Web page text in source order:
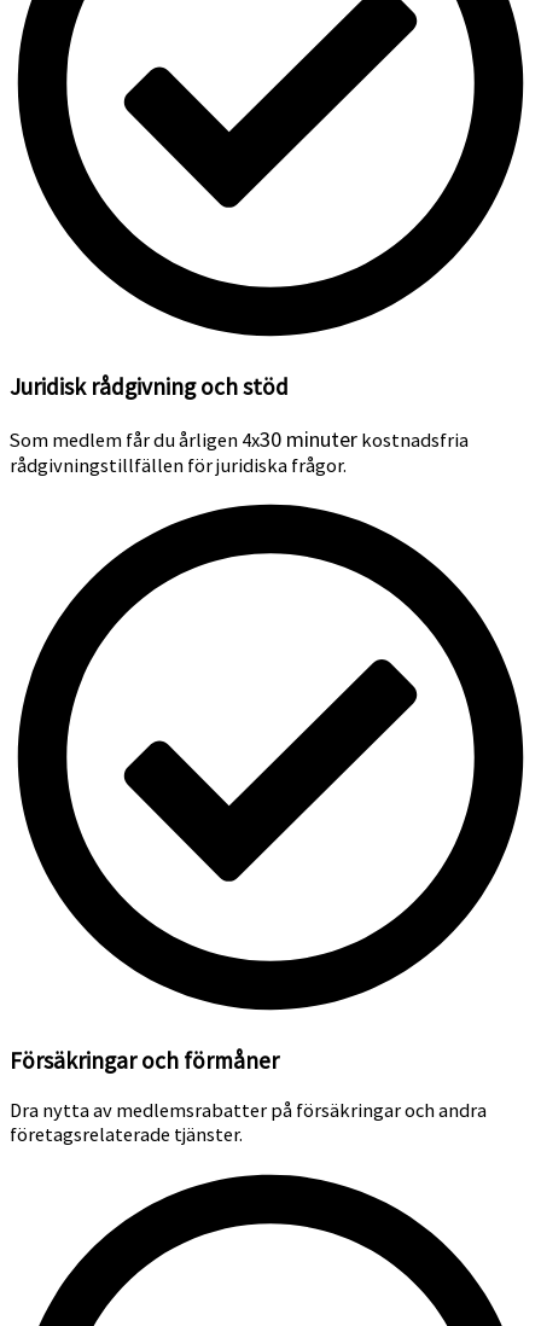
Juridisk rådgivning och stöd
Som medlem får du årligen 4x30 minuter kostnadsfria
rådgivningstillfällen för juridiska frågor.
Försäkringar och förmåner
Dra nytta av medlemsrabatter på försäkringar och andra
företagsrelaterade tjänster.